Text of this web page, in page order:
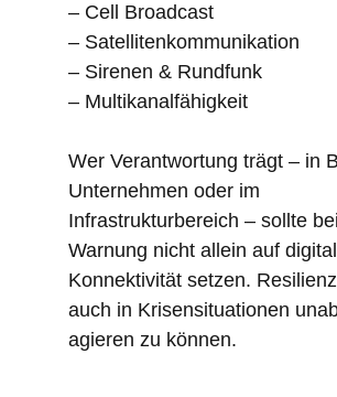
– Cell Broadcast
– Satellitenkommunikation
– Sirenen & Rundfunk
– Multikanalfähigkeit
Wer Verantwortung trägt – in
Unternehmen oder im
Infrastrukturbereich – sollte
Warnung nicht allein auf
Konnektivität setzen.
auch in Krisensituationen
agieren zu können.